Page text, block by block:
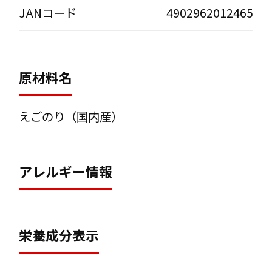
JANコード 4902962012465
原材料名
えごのり（国内産）
アレルギー情報
栄養成分表示